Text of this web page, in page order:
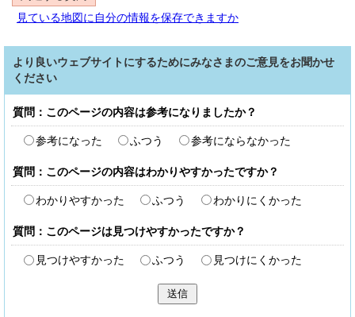
見ている地図に自分の情報を保存できますか
より良いウェブサイトにするためにみなさまのご意見をお聞かせ
ください
質問：このページの内容は参考になりましたか？
参考になった ふつう 参考にならなかった
質問：このページの内容はわかりやすかったですか？
わかりやすかった ふつう わかりにくかった
質問：このページは見つけやすかったですか？
見つけやすかった ふつう 見つけにくかった
送信